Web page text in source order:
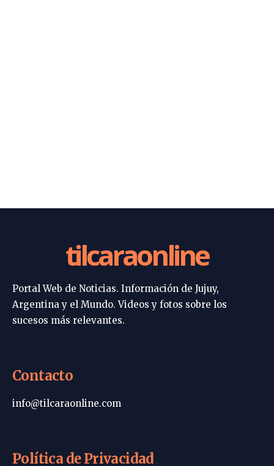
tilcaraonline
Portal Web de Noticias. Información de Jujuy,
Argentina y el Mundo. Videos y fotos sobre los
sucesos más relevantes.
Contacto
info@tilcaraonline.com
Política de Privacidad